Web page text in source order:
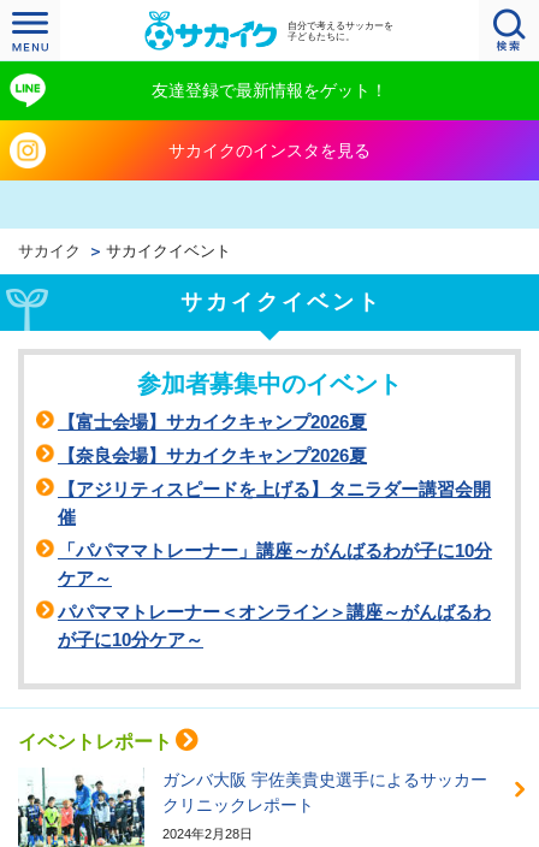
自分で考えるサッカーを
子どもたちに。
友達登録で最新情報をゲット！
サカイクのインスタを見る
サカイク サカイクイベント
サカイクイベント
参加者募集中のイベント
【富士会場】サカイクキャンプ2026夏
【奈良会場】サカイクキャンプ2026夏
【アジリティスピードを上げる】タニラダー講習会開
催
「パパママトレーナー」講座～がんばるわが子に10分
ケア～
パパママトレーナー＜オンライン＞講座～がんばるわ
が子に10分ケア～
イベントレポート
ガンバ大阪 宇佐美貴史選手によるサッカー
クリニックレポート
2024年2月28日